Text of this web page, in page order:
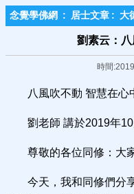
念覺學佛網 : 居士文章 : 大
劉素云：
時間
八風吹不動 智慧在心
劉老師 講於2019年10
尊敬的各位同修：大
今天，我和同修們分